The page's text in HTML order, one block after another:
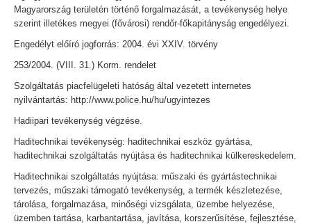
Magyarország területén történő forgalmazását, a tevékenység helye
szerint illetékes megyei (fővárosi) rendőr-főkapitányság engedélyezi.
Engedélyt előíró jogforrás: 2004. évi XXIV. törvény
253/2004. (VIII. 31.) Korm. rendelet
Szolgáltatás piacfelügeleti hatóság által vezetett internetes
nyilvántartás: http://www.police.hu/hu/ugyintezes
Hadiipari tevékenység végzése.
Haditechnikai tevékenység: haditechnikai eszköz gyártása,
haditechnikai szolgáltatás nyújtása és haditechnikai külkereskedelem.
Haditechnikai szolgáltatás nyújtása: műszaki és gyártástechnikai
tervezés, műszaki támogató tevékenység, a termék készletezése,
tárolása, forgalmazása, minőségi vizsgálata, üzembe helyezése,
üzemben tartása, karbantartása, javítása, korszerűsítése, fejlesztése,